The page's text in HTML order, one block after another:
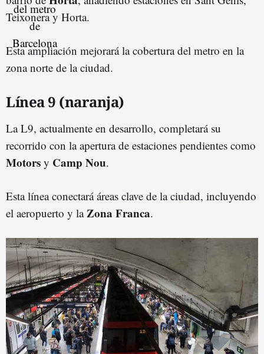
Teixonera y Horta.
Esta ampliación mejorará la cobertura del metro en la
zona norte de la ciudad.
Línea 9 (naranja)
La L9, actualmente en desarrollo, completará su
recorrido con la apertura de estaciones pendientes como
Motors y Camp Nou.
Esta línea conectará áreas clave de la ciudad, incluyendo
el aeropuerto y laZona Franca.